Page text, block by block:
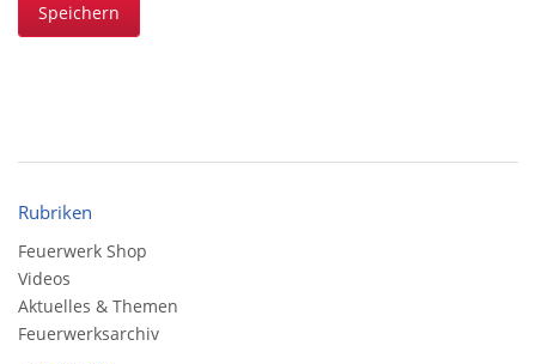
Speichern
Rubriken
Feuerwerk Shop
Videos
Aktuelles & Themen
Feuerwerksarchiv